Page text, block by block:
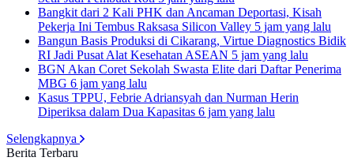
Bangkit dari 2 Kali PHK dan Ancaman Deportasi, Kisah
Pekerja Ini Tembus Raksasa Silicon Valley 5 jam yang lalu
Bangun Basis Produksi di Cikarang, Virtue Diagnostics Bidik
RI Jadi Pusat Alat Kesehatan ASEAN 5 jam yang lalu
BGN Akan Coret Sekolah Swasta Elite dari Daftar Penerima
MBG 6 jam yang lalu
Kasus TPPU, Febrie Adriansyah dan Nurman Herin
Diperiksa dalam Dua Kapasitas 6 jam yang lalu
Selengkapnya
Berita Terbaru